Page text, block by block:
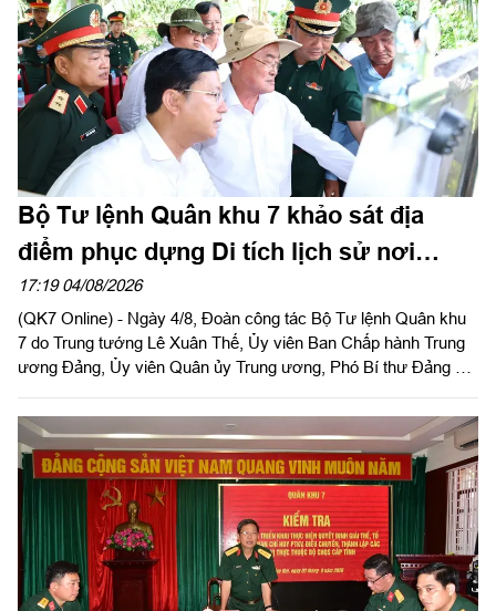
trưởng các cơ quan Quân khu; lãnh đạo Bộ CHQS thành phố
Đồng Nai.
Bộ Tư lệnh Quân khu 7 khảo sát địa
điểm phục dựng Di tích lịch sử nơi
thành lập Quân khu
17:19 04/08/2026
(QK7 Online) - Ngày 4/8, Đoàn công tác Bộ Tư lệnh Quân khu
7 do Trung tướng Lê Xuân Thế, Ủy viên Ban Chấp hành Trung
ương Đảng, Ủy viên Quân ủy Trung ương, Phó Bí thư Đảng ủy,
ủy, Chính ủy Quân khu làm trưởng đoàn phối hợp với UBND
tỉnh Tây Ninh khảo sát thực địa khu đất phục dựng Di tích lịch
sử nơi thành lập LLVT Quân khu 7 tại xã Đức Huệ, tỉnh Tây
Ninh. Đồng chí Lê Văn Hẳn, Phó Bí thư Tỉnh uỷ, Chủ tịch
UBND tỉnh Tây Ninh tiếp và làm việc với đoàn.